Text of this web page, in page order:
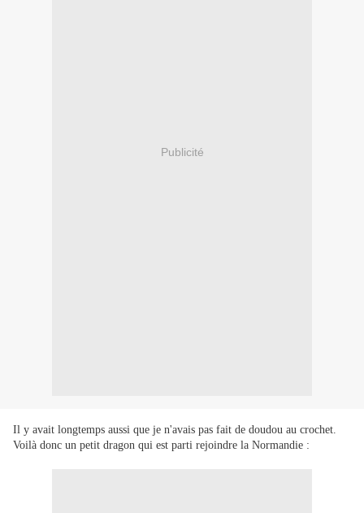
Publicité
Il y avait longtemps aussi que je n'avais pas fait de doudou au crochet.
Voilà donc un petit dragon qui est parti rejoindre la Normandie :